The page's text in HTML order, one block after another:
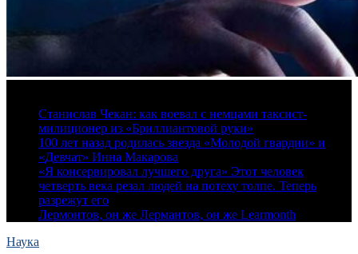
Станислав Чекан: как воевал с немцами таксист-
милиционер из «Бриллиантовой руки»
100 лет назад родилась звезда «Молодой гвардии» и
«Девчат» Инна Макарова
«Я консервировал лучшего друга» Этот человек
четверть века резал людей на потеху толпе. Теперь
разрежут его
Лермонтов, он же Лермантов, он же Learmonth
Наука